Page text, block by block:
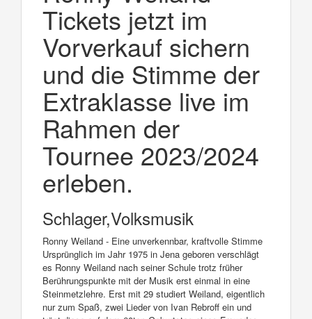
Tickets jetzt im
Vorverkauf sichern
und die Stimme der
Extraklasse live im
Rahmen der
Tournee 2023/2024
erleben.
Schlager,Volksmusik
Ronny Weiland - Eine unverkennbar, kraftvolle Stimme
Ursprünglich im Jahr 1975 in Jena geboren verschlägt
es Ronny Weiland nach seiner Schule trotz früher
Berührungspunkte mit der Musik erst einmal in eine
Steinmetzlehre. Erst mit 29 studiert Weiland, eigentlich
nur zum Spaß, zwei Lieder von Ivan Rebroff ein und